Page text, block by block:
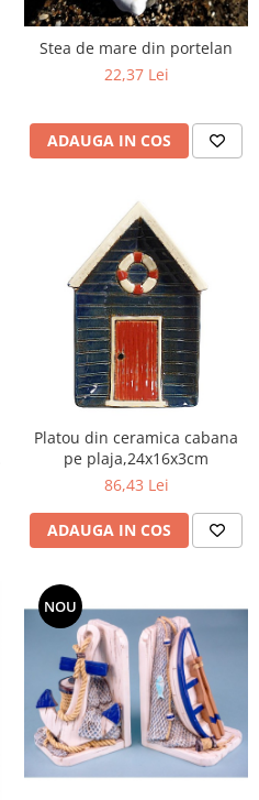
Stea de mare din portelan
22,37 Lei
ADAUGA IN COS
Platou din ceramica cabana
pe plaja,24x16x3cm
86,43 Lei
ADAUGA IN COS
NOU